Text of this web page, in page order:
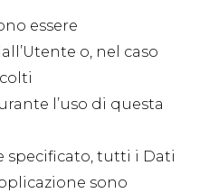
essere
o, nel caso
l’uso di questa
specificato, tutti i Dati
sono